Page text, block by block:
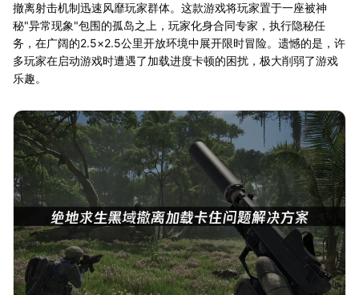
撤离射击机制迅速风靡玩家群体。这款游戏将玩家置于一座被神
秘"异常现象"包围的孤岛之上，玩家化身合同专家，执行隐秘任
务，在广阔的2.5×2.5公里开放环境中展开限时冒险。遗憾的是，许
多玩家在启动游戏时遭遇了加载进度卡顿的困扰，极大削弱了游戏
乐趣。